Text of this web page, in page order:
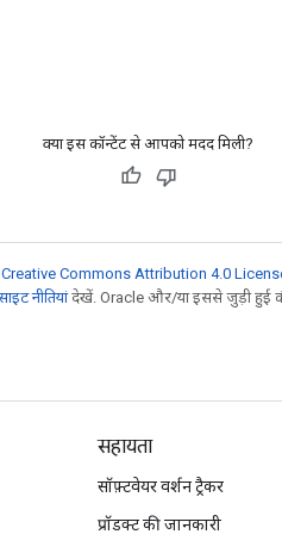
क्या इस कॉन्टेंट से आपको मदद मिली?
Creative Commons Attribution 4.0
नीतियांदेखें. Oracle और/या इससे जुड़ी हुई
सहायता
सॉफ़्टवेयर वर्शन ट्रैकर
प्रॉडक्ट की जानकारी